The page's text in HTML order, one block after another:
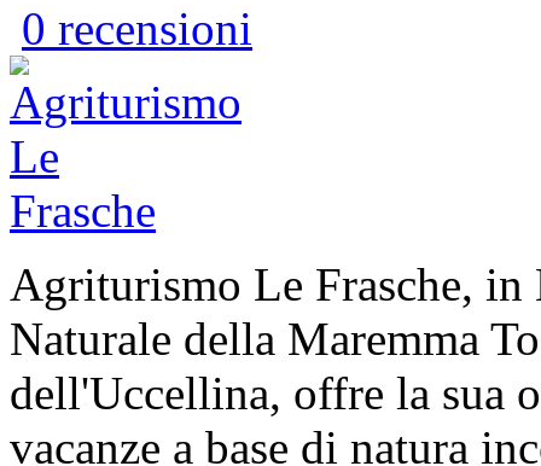
0 recensioni
Agriturismo Le Frasche, in
Naturale della Maremma
dell'Uccellina, offre la sua
vacanze a base di natura